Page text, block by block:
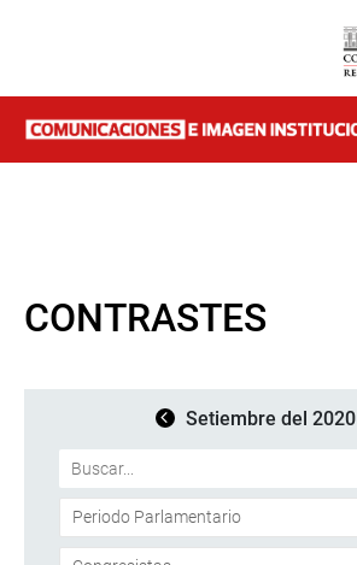
CONTRASTES
Setiembre del 2020